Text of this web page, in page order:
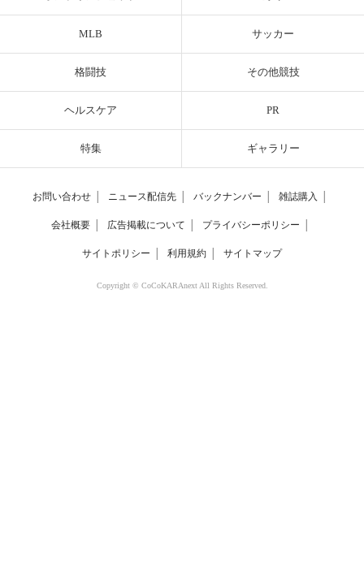
MLB サッカー
格闘技 その他競技
ヘルスケア PR
特集 ギャラリー
お問い合わせ ニュース配信先 バックナンバー 雑誌購入
会社概要 広告掲載について プライバシーポリシー
サイトポリシー 利用規約 サイトマップ
Copyright © CoCoKARAnext All Rights Reserved.